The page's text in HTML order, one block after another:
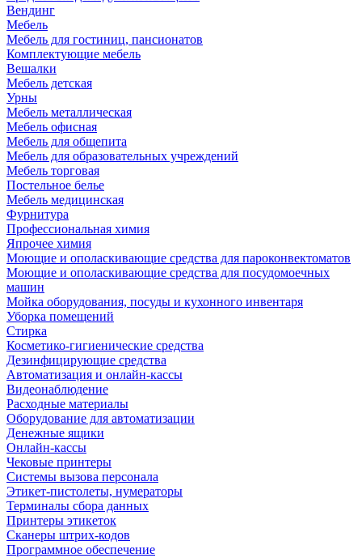
Вендинг
Мебель
Мебель для гостиниц, пансионатов
Комплектующие мебель
Вешалки
Мебель детская
Урны
Мебель металлическая
Мебель офисная
Мебель для общепита
Мебель для образовательных учреждений
Мебель торговая
Постельное белье
Мебель медицинская
Фурнитура
Профессиональная химия
Япрочее химия
Моющие и ополаскивающие средства для пароконвектоматов
Моющие и ополаскивающие средства для посудомоечных
машин
Мойка оборудования, посуды и кухонного инвентаря
Уборка помещений
Стирка
Косметико-гигиенические средства
Дезинфицирующие средства
Автоматизация и онлайн-кассы
Видеонаблюдение
Расходные материалы
Оборудование для автоматизации
Денежные ящики
Онлайн-кассы
Чековые принтеры
Системы вызова персонала
Этикет-пистолеты, нумераторы
Терминалы сбора данных
Принтеры этикеток
Сканеры штрих-кодов
Программное обеспечение